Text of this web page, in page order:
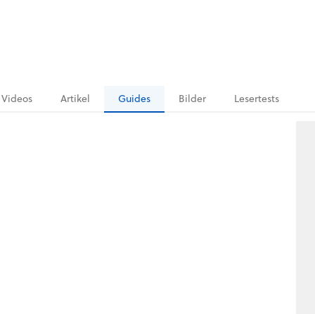
Videos Artikel Guides Bilder Lesertests